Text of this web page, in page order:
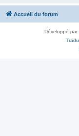
Accueil du forum
Développé par